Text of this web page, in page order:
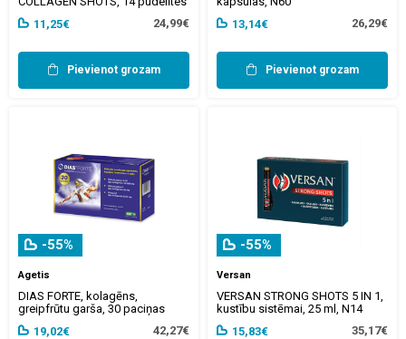
11,25€
24,99€
Pievienot grozam
13,14€
26,29€
Pievienot grozam
-55%
Agetis
DIAS FORTE, kolagēns,
greipfrūtu garša, 30 paciņas
19,02€
42,27€
-55%
Versan
VERSAN STRONG SHOTS 5 IN 1,
kustību sistēmai, 25 ml, N14
15,83€
35,17€